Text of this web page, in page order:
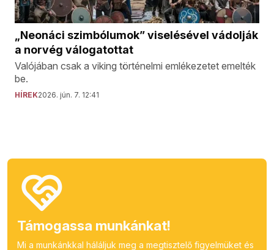
„Neonáci szimbólumok” viselésével vádolják
a norvég válogatottat
Valójában csak a viking történelmi emlékezetet emelték
be.
HÍREK2026. jún. 7. 12:41
Támogassa munkánkat!
Mi a munkánkkal háláljuk meg a megtisztelő figyelmüket és